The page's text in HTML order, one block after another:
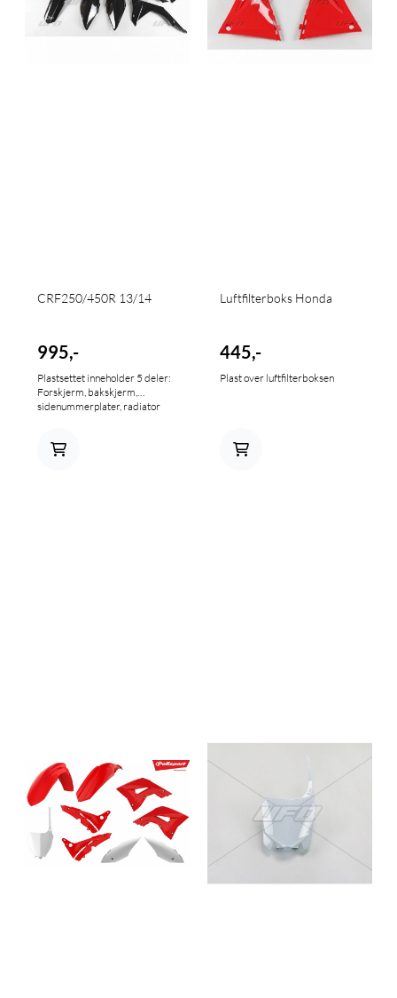
CRF250/450R 13/14
995,-
Plastsettet inneholder 5 deler:
Forskjerm, bakskjerm,
sidenummerplater, radiator
CRF450R 2013-> NB plast til
Luftfilterboks Honda
445,-
Plast over luftfilterboksen